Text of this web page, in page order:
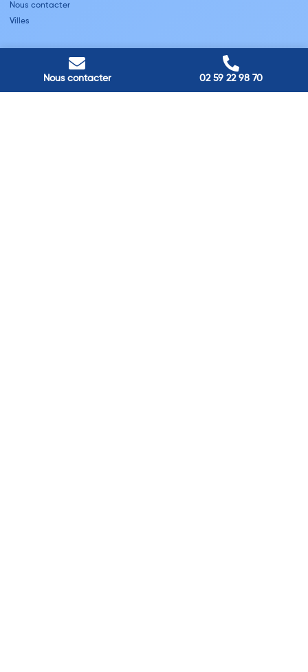
Nous contacter 02 59 22 98 70
Nous contacter
Villes
45 avenue Winston Churchill, Louviers, France
Pont-Audemer